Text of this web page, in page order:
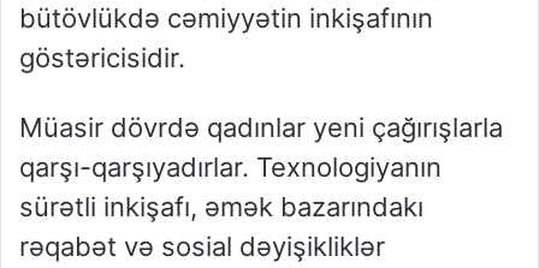
bütövlükdə cəmiyyətin inkişafının
göstəricisidir.
Müasir dövrdə qadınlar yeni çağırışlarla
qarşı-qarşıyadırlar. Texnologiyanın
sürətli inkişafı, əmək bazarındakı
rəqabət və sosial dəyişikliklər